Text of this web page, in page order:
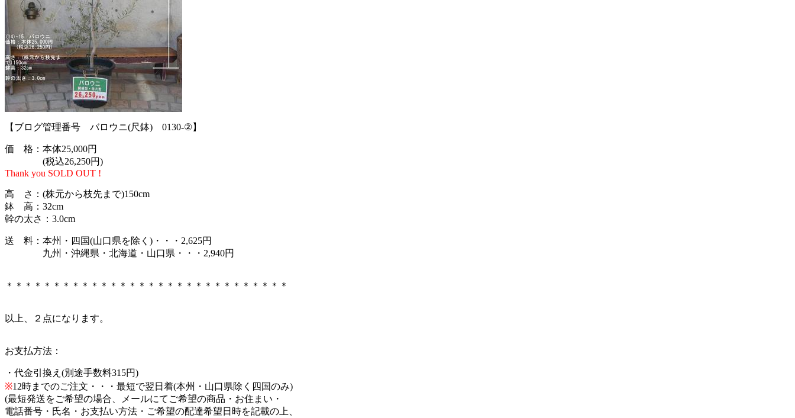
【ブログ管理番号 バロウニ(尺鉢) 0130-②】
価 格：本体25,000円
(税込26,250円)
Thank you SOLD OUT !
高 さ：(株元から枝先まで)150cm
鉢 高：32cm
幹の太さ：3.0cm
送 料：本州・四国(山口県を除く)・・・2,625円
九州・沖縄県・北海道・山口県・・・2,940円
＊＊＊＊＊＊＊＊＊＊＊＊＊＊＊＊＊＊＊＊＊＊＊＊＊＊＊＊＊＊
以上、２点になります。
お支払方法：
・代金引換え(別途手数料315円)
※12時までのご注文・・・最短で翌日着(本州・山口県除く四国のみ)
(最短発送をご希望の場合、メールにてご希望の商品・お住まい・
電話番号・氏名・お支払い方法・ご希望の配達希望日時を記載の上、